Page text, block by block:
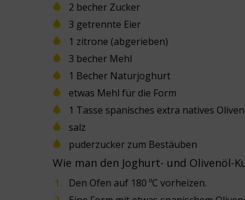
2 becher Zucker
3 getrennte Eier
1 zitrone (abgerieben)
3 becher Mehl
1 Becher Naturjoghurt
etwas Mehl für die Form
1 Tasse spanisches extra natives
salz
puderzucker zum Bestäuben
Wie man den Joghurt- und Olivenöl-
Den Ofen auf 180 ºC vorheizen.